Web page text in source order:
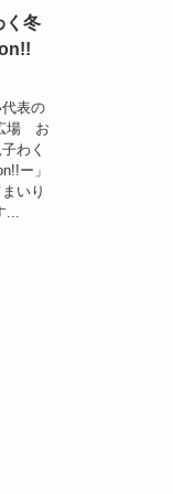
く冬
表の
場 お
わく
ー」
いり